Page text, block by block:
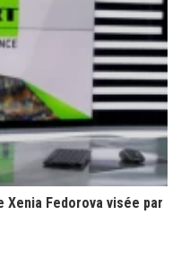
Xenia Fedorova visée par